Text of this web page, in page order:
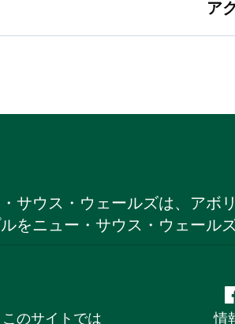
ア
サウス・ウェールズは、アボ
をニュー・サウス・ウェール
このサイトでは 情